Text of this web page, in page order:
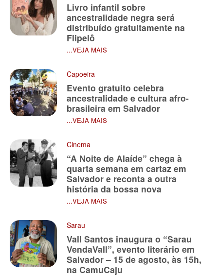
Livro infantil sobre
ancestralidade negra será
distribuído gratuitamente na
Flipelô
...VEJA MAIS
Capoeira
Evento gratuito celebra
ancestralidade e cultura afro-
brasileira em Salvador
...VEJA MAIS
Cinema
“A Noite de Alaíde” chega à
quarta semana em cartaz em
Salvador e reconta a outra
história da bossa nova
...VEJA MAIS
Sarau
Vall Santos inaugura o “Sarau
VendaVall”, evento literário em
Salvador – 15 de agosto, às 15h,
na CamuCaju